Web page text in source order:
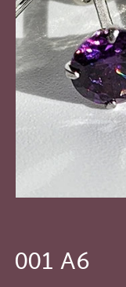
001 A6